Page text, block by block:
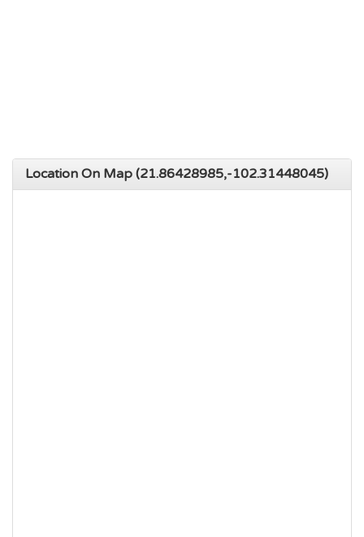
Location On Map (21.86428985,-102.31448045)